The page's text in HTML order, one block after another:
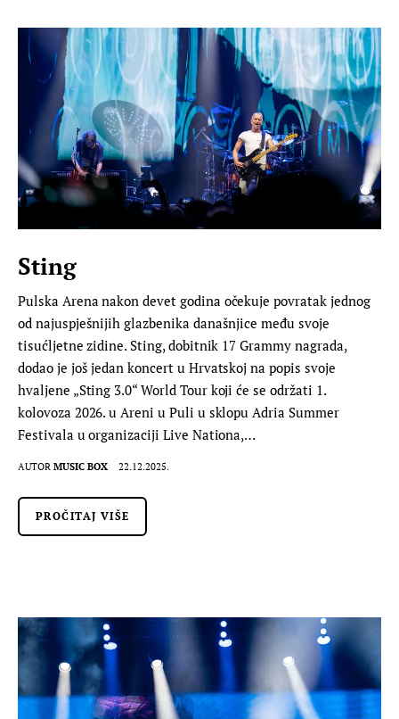
Sting
Pulska Arena nakon devet godina očekuje povratak jednog
od najuspješnijih glazbenika današnjice među svoje
tisućljetne zidine. Sting, dobitnik 17 Grammy nagrada,
dodao je još jedan koncert u Hrvatskoj na popis svoje
hvaljene „Sting 3.0“ World Tour koji će se održati 1.
kolovoza 2026. u Areni u Puli u sklopu Adria Summer
Festivala u organizaciji Live Nationa,…
AUTOR MUSIC BOX 22.12.2025.
PROČITAJ VIŠE